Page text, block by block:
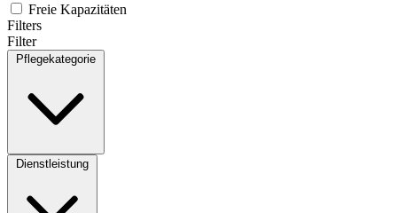
Freie Kapazitäten
Filters
Filter
Pflegekategorie
Dienstleistung